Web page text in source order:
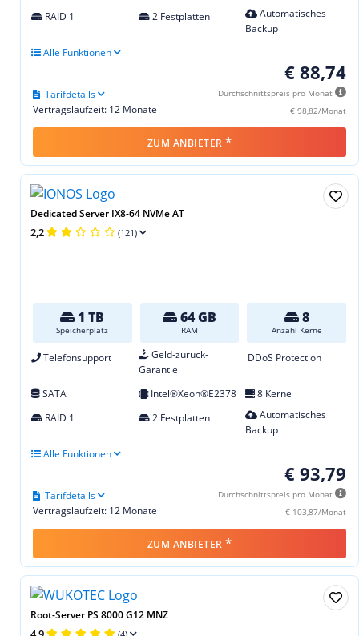
RAID 1
2 Festplatten
Automatisches
Backup
Alle Funktionen
€ 88,74
Durchschnittspreis pro Monat
€ 98,82/Monat
Vertragslaufzeit: 12 Monate
Tarifdetails
ZUM ANBIETER *
Dedicated Server IX8-64 NVMe AT
2,2 (121)
1 TB
Speicherplatz
64 GB
RAM
8
Anzahl Kerne
Telefonsupport
Geld-zurück-
Garantie
DDoS Protection
SATA Intel®Xeon®E2378
8 Kerne
RAID 1
2 Festplatten
Automatisches
Backup
Alle Funktionen
€ 93,79
Durchschnittspreis pro Monat
€ 103,87/Monat
Vertragslaufzeit: 12 Monate
Tarifdetails
ZUM ANBIETER *
Root-Server PS 8000 G12 MNZ